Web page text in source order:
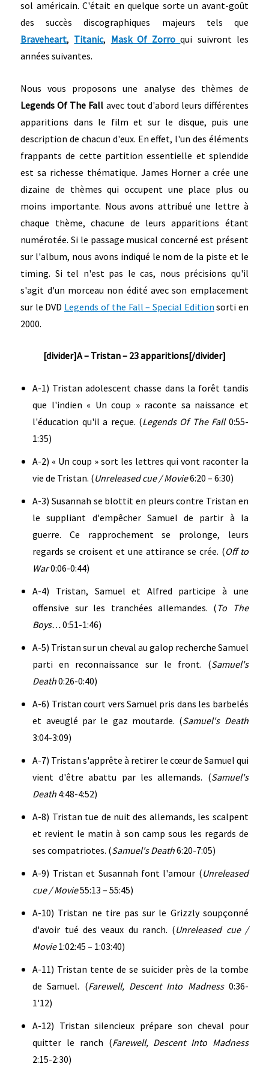
sol américain. C'était en quelque sorte un avant-goût
des succès discographiques majeurs tels que
Braveheart, Titanic, Mask Of Zorroqui suivront les
années suivantes.
Nous vous proposons une analyse des thèmes de
Legends Of The Fall avec tout d'abord leurs différentes
apparitions dans le film et sur le disque, puis une
description de chacun d'eux. En effet, l'un des éléments
frappants de cette partition essentielle et splendide
est sa richesse thématique. James Horner a crée une
dizaine de thèmes qui occupent une place plus ou
moins importante. Nous avons attribué une lettre à
chaque thème, chacune de leurs apparitions étant
numérotée. Si le passage musical concerné est présent
sur l'album, nous avons indiqué le nom de la piste et le
timing. Si tel n'est pas le cas, nous précisions qu'il
s'agit d'un morceau non édité avec son emplacement
sur le DVD Legends of the Fall – Special Edition sorti en
2000.
[divider]A – Tristan – 23 apparitions[/divider]
A-1) Tristan adolescent chasse dans la forêt tandis
que l'indien « Un coup » raconte sa naissance et
l'éducation qu'il a reçue. (Legends Of The Fall0:55-
1:35)
A-2) « Un coup » sort les lettres qui vont raconter la
vie de Tristan. (Unreleased cue / Movie6:20 – 6:30)
A-3) Susannah se blottit en pleurs contre Tristan en
le suppliant d'empêcher Samuel de partir à la
guerre. Ce rapprochement se prolonge, leurs
regards se croisent et une attirance se crée. (Off to
War0:06-0:44)
A-4) Tristan, Samuel et Alfred participe à une
offensive sur les tranchées allemandes. ( To The
Boys…0:51-1:46)
A-5) Tristan sur un cheval au galop recherche Samuel
parti en reconnaissance sur le front. (Samuel's
Death0:26-0:40)
A-6) Tristan court vers Samuel pris dans les barbelés
et aveuglé par le gaz moutarde. (Samuel's Death
3:04-3:09)
A-7) Tristan s'apprête à retirer le cœur de Samuel qui
vient d'être abattu par les allemands. (Samuel's
Death 4:48-4:52)
A-8) Tristan tue de nuit des allemands, les scalpent
et revient le matin à son camp sous les regards de
ses compatriotes. (Samuel's Death6:20-7:05)
A-9) Tristan et Susannah font l'amour (Unreleased
cue / Movie55:13 – 55:45)
A-10) Tristan ne tire pas sur le Grizzly soupçonné
d'avoir tué des veaux du ranch. (Unreleased cue /
Movie1:02:45 – 1:03:40)
A-11) Tristan tente de se suicider près de la tombe
de Samuel. (Farewell, Descent Into Madness0:36-
1'12)
A-12) Tristan silencieux prépare son cheval pour
quitter le ranch (Farewell, Descent Into Madness
2:15-2:30)